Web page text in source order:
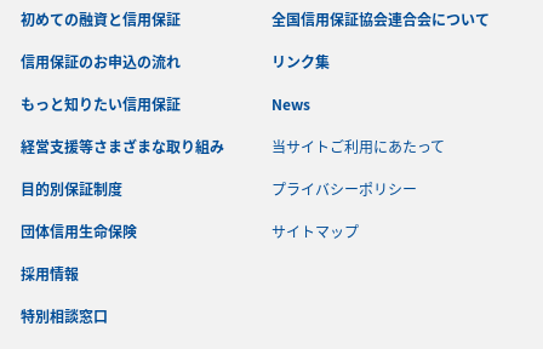
初めての融資と信用保証
信用保証のお申込の流れ
もっと知りたい信用保証
経営支援等さまざまな取り組み
目的別保証制度
団体信用生命保険
採用情報
特別相談窓口
全国信用保証協会連合会について
リンク集
News
当サイトご利用にあたって
プライバシーポリシー
サイトマップ